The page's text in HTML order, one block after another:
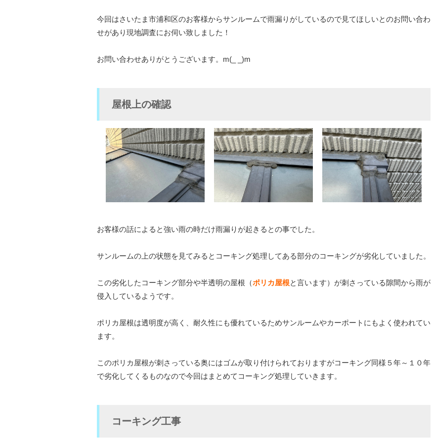
今回はさいたま市浦和区のお客様からサンルームで雨漏りがしているので見てほしいとのお問い合わ
せがあり現地調査にお伺い致しました！
お問い合わせありがとうございます。m(_ _)m
屋根上の確認
お客様の話によると強い雨の時だけ雨漏りが起きるとの事でした。
サンルームの上の状態を見てみるとコーキング処理してある部分のコーキングが劣化していました。
この劣化したコーキング部分や半透明の屋根（ポリカ屋根と言います）が刺さっている隙間から雨が
侵入しているようです。
ポリカ屋根は透明度が高く、耐久性にも優れているためサンルームやカーポートにもよく使われてい
ます。
このポリカ屋根が刺さっている奥にはゴムが取り付けられておりますがコーキング同様５年～１０年
で劣化してくるものなので今回はまとめてコーキング処理していきます。
コーキング工事